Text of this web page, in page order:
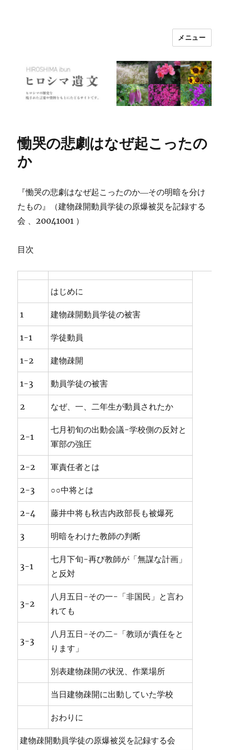
メニュー
慟哭の悲劇はなぜ起こったの
か
『慟哭の悲劇はなぜ起こったのか―その明暗を分け
たもの』（建物疎開動員学徒の原爆被災を記録する
会 、20041001 ）
目次
はじめに
1 建物疎開動員学徒の被害
1-1 学徒動員
1-2 建物疎開
1-3 動員学徒の被害
2 なぜ、一、二年生が動員されたか
2-1
七月初旬の出動会議-学校側の反対と
軍部の強圧
2-2 軍責任者とは
2-3 ○○中将とは
2-4 藤井中将も秋吉内政部長も被爆死
3 明暗をわけた教師の判断
3-1
七月下旬-再び教師が「無謀な計画」
と反対
3-2
八月五日-その一-「非国民」と言わ
れても
3-3
八月五日-その二-「教頭が責任をと
ります」
別表建物疎開の状況、作業場所
当日建物疎開に出動していた学校
おわりに
建物疎開動員学徒の原爆被災を記録する会